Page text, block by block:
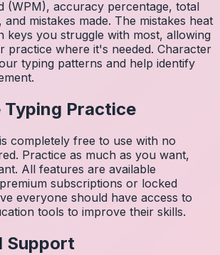
(WPM), accuracy percentage, total
mistakes made. The mistakes heat
keys you struggle with most, allowing
practice where it's needed. Character
typing patterns and help identify
Typing Practice
completely free to use with no
Practice as much as you want,
All features are available
subscriptions or locked
everyone should have access to
tools to improve their skills.
Support